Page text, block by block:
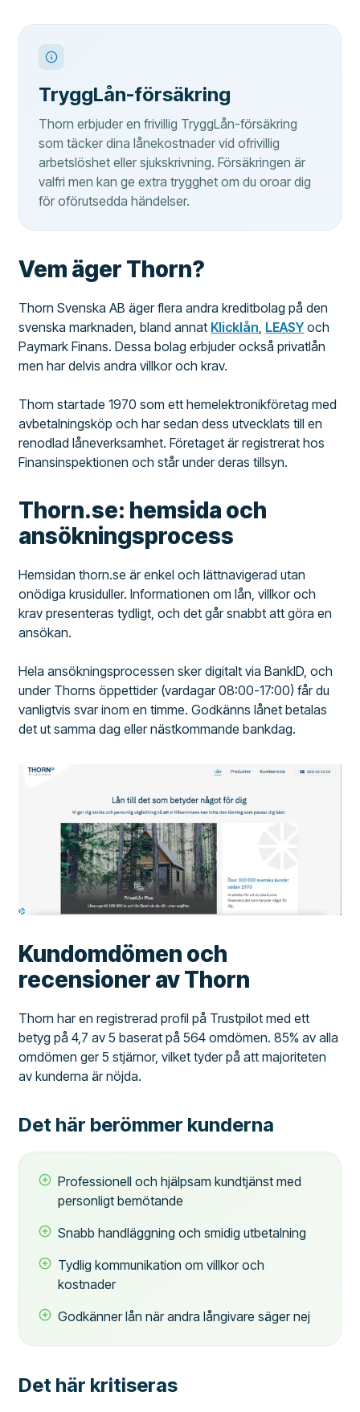
TryggLån-försäkring
Thorn erbjuder en frivillig TryggLån-försäkring
som täcker dina lånekostnader vid ofrivillig
arbetslöshet eller sjukskrivning. Försäkringen är
valfri men kan ge extra trygghet om du oroar dig
för oförutsedda händelser.
Vem äger Thorn?
Thorn Svenska AB äger flera andra kreditbolag på den
svenska marknaden, bland annat Klicklån, LEASY och
Paymark Finans. Dessa bolag erbjuder också privatlån
men har delvis andra villkor och krav.
Thorn startade 1970 som ett hemelektronikföretag med
avbetalningsköp och har sedan dess utvecklats till en
renodlad låneverksamhet. Företaget är registrerat hos
Finansinspektionen och står under deras tillsyn.
Thorn.se: hemsida och
ansökningsprocess
Hemsidan thorn.se är enkel och lättnavigerad utan
onödiga krusiduller. Informationen om lån, villkor och
krav presenteras tydligt, och det går snabbt att göra en
ansökan.
Hela ansökningsprocessen sker digitalt via BankID, och
under Thorns öppettider (vardagar 08:00-17:00) får du
vanligtvis svar inom en timme. Godkänns lånet betalas
det ut samma dag eller nästkommande bankdag.
Kundomdömen och
recensioner av Thorn
Thorn har en registrerad profil på Trustpilot med ett
betyg på 4,7 av 5 baserat på 564 omdömen. 85% av alla
omdömen ger 5 stjärnor, vilket tyder på att majoriteten
av kunderna är nöjda.
Det här berömmer kunderna
Professionell och hjälpsam kundtjänst med
personligt bemötande
Snabb handläggning och smidig utbetalning
Tydlig kommunikation om villkor och
kostnader
Godkänner lån när andra långivare säger nej
Det här kritiseras